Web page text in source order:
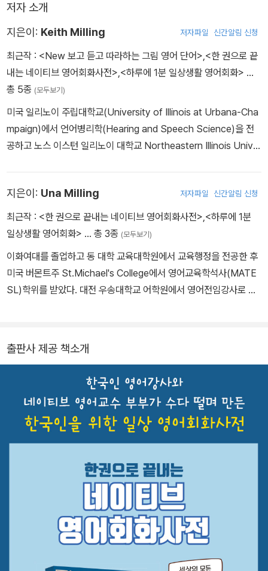
저자 소개
지은이: Keith Milling 저자파일 신간알림 신청
최근작 : <New 보고 듣고 따라하는 그림 영어 단어>,<한 권으로 끝
내는 네이티브 영어회화사전>,<하루에 1분 일상생활 영어회화> …
총 5종 (모두보기)
미국 일리노이 주립대학교(University of Illinois at Urbana-Cha
mpaign)에서 언어병리학(Hearing and Speech Science)을 전
공하고 노스 이스턴 일리노이 대학교 Northeastern Illinois Univer
교수로 재직중이다.
지은이: Una Milling 저자파일 신간알림 신청
최근작 : <한 권으로 끝내는 네이티브 영어회화사전>,<하루에 1분
일상생활 영어회화> … 총 3종 (모두보기)
이화여대를 졸업하고 동 대학 교육대학원에서 교육행정을 전공한 후
미국 버몬트주 St.Michael's College에서 영어교육학석사(MATE
SL)학위를 받았다. 대전 우송대학교 어학원에서 영어전임강사로 재
출판사 제공 책소개